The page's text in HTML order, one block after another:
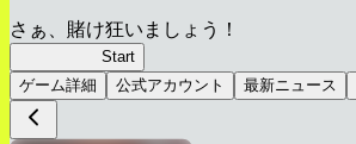
さぁ、賭け狂いましょう！
Start
ゲーム詳細
公式アカウント 最新ニュース